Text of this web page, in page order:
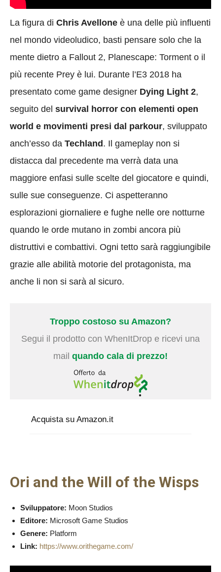
La figura di Chris Avellone è una delle più influenti
nel mondo videoludico, basti pensare solo che la
mente dietro a Fallout 2, Planescape: Torment o il
più recente Prey è lui. Durante l’E3 2018 ha
presentato come game designer Dying Light 2,
seguito del survival horror con elementi open
world e movimenti presi dal parkour, sviluppato
anch’esso da Techland . Il gameplay non si
distacca dal precedente ma verrà data una
maggiore enfasi sulle scelte del giocatore e quindi,
sulle sue conseguenze. Ci aspetteranno
esplorazioni giornaliere e fughe nelle ore notturne
quando le orde mutano in zombi ancora più
distruttivi e combattivi. Ogni tetto sarà raggiungibile
grazie alle abilità motorie del protagonista, ma
anche li non si sarà al sicuro.
Troppo costoso su Amazon?
Segui il prodotto con WhenItDrop e ricevi una
mail quando cala di prezzo!
Acquista su Amazon.it
Ori and the Will of the Wisps
Sviluppatore: Moon Studios
Editore: Microsoft Game Studios
Genere: Platform
Link: https://www.orithegame.com/